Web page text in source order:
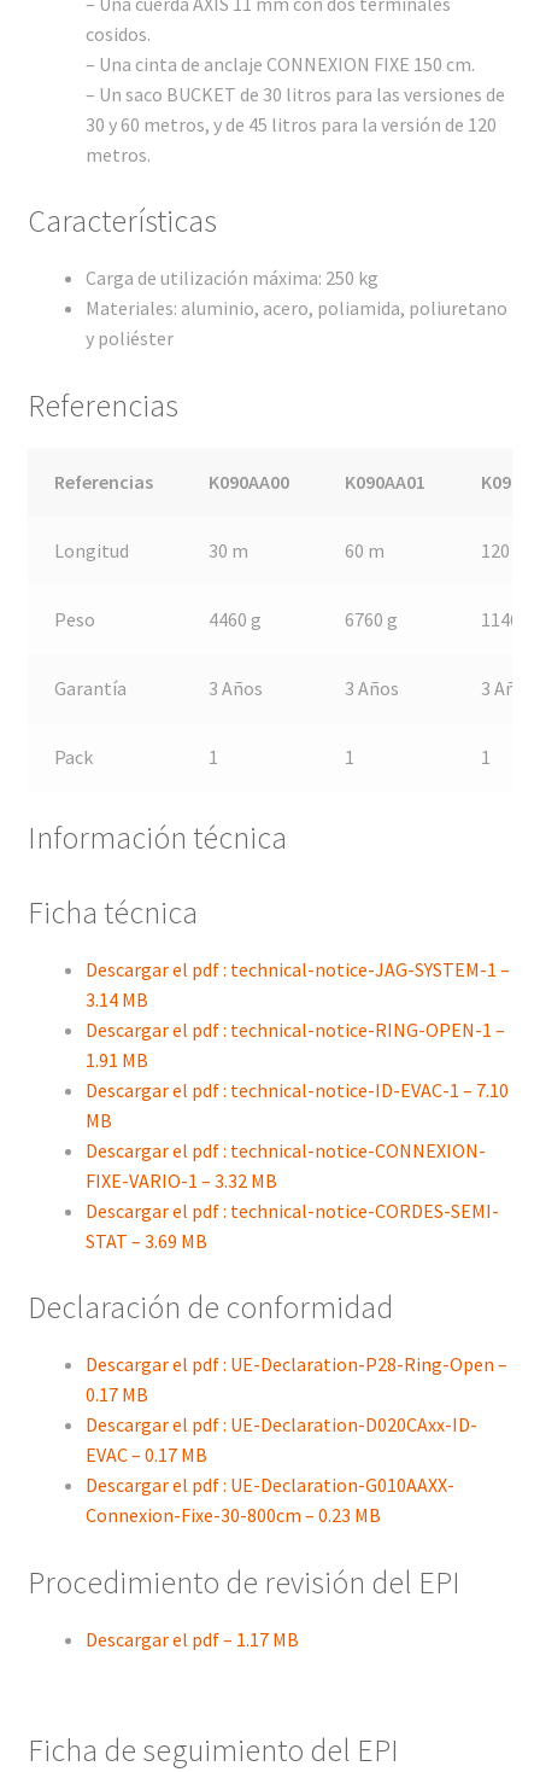
cosidos.
– Una cinta de anclaje CONNEXION FIXE 150 cm.
– Un saco BUCKET de 30 litros para las versiones de
30 y 60 metros, y de 45 litros para la versión de 120
metros.
Características
Carga de utilización máxima: 250 kg
Materiales: aluminio, acero, poliamida, poliuretano
y poliéster
Referencias
Referencias K090AA00 K090AA01
Longitud 30 m 60 m 120 m
Peso 4460 g 6760 g 11460
Garantía 3 Años 3 Años 3 Años
Pack 1 1 1
Información técnica
Ficha técnica
Descargar el pdf : technical-notice-JAG-SYSTEM-1 –
3.14 MB
Descargar el pdf : technical-notice-RING-OPEN-1 –
1.91 MB
Descargar el pdf : technical-notice-ID-EVAC-1 – 7.10
MB
Descargar el pdf : technical-notice-CONNEXION-
FIXE-VARIO-1 – 3.32 MB
Descargar el pdf : technical-notice-CORDES-SEMI-
STAT – 3.69 MB
Declaración de conformidad
Descargar el pdf : UE-Declaration-P28-Ring-Open –
0.17 MB
Descargar el pdf : UE-Declaration-D020CAxx-ID-
EVAC – 0.17 MB
Descargar el pdf : UE-Declaration-G010AAXX-
Connexion-Fixe-30-800cm – 0.23 MB
Procedimiento de revisión del EPI
Descargar el pdf – 1.17 MB
Ficha de seguimiento del EPI